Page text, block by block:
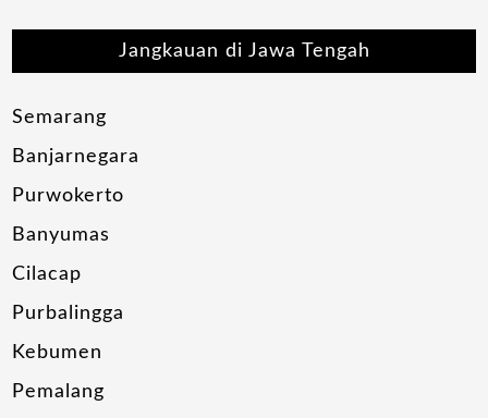
Jangkauan di Jawa Tengah
Semarang
Banjarnegara
Purwokerto
Banyumas
Cilacap
Purbalingga
Kebumen
Pemalang